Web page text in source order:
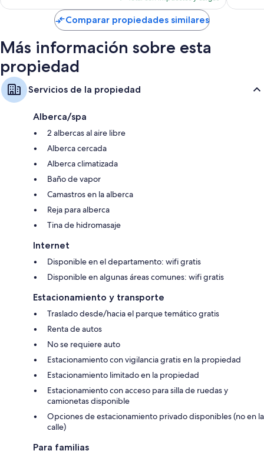
es
de
$67
Comparar propiedades similares
Más información sobre esta
propiedad
Servicios de la propiedad
Alberca/spa
2 albercas al aire libre
Alberca cercada
Alberca climatizada
Baño de vapor
Camastros en la alberca
Reja para alberca
Tina de hidromasaje
Internet
Disponible en el departamento: wifi gratis
Disponible en algunas áreas comunes: wifi gratis
Estacionamiento y transporte
Traslado desde/hacia el parque temático gratis
Renta de autos
No se requiere auto
Estacionamiento con vigilancia gratis en la propiedad
Estacionamiento limitado en la propiedad
Estacionamiento con acceso para silla de ruedas y
camionetas disponible
Opciones de estacionamiento privado disponibles (no en la
calle)
Para familias